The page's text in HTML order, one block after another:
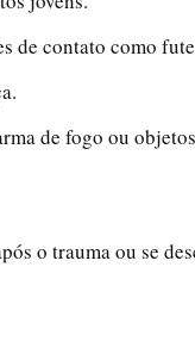
de contato como
de fogo ou
o trauma ou se